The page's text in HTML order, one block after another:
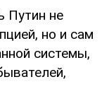
Путин не
но и сам
системы,